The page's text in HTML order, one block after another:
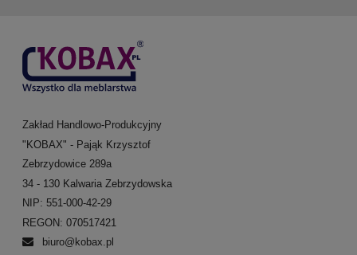
Zakład Handlowo-Produkcyjny
"KOBAX" - Pająk Krzysztof
Zebrzydowice 289a
34 - 130 Kalwaria Zebrzydowska
NIP: 551-000-42-29
REGON: 070517421
biuro@kobax.pl